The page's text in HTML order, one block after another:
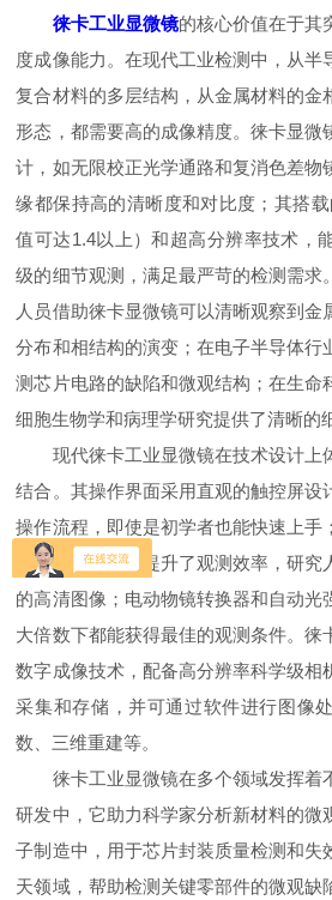
徕卡工业显微镜的核心价值在于其
度成像能力。在现代工业检测中，从半
复合材料的多层结构，从金属材料的金
形态，都需要高的成像精度。徕卡显微
计，如无限校正光学通路和复消色差物
缘都保持高的清晰度和对比度；其搭
值可达1.4以上）和超高分辨率技术，
级的细节观测，满足最严苛的检测需求
人员借助徕卡显微镜可以清晰观察到金
分布和相结构的演变；在电子半导体行
测芯片电路的缺陷和微观结构；在生命
细胞生物学和病理学研究提供了清晰的
现代徕卡工业显微镜在技术设计上
结合。其操作界面采用直观的触控屏设
操作流程，即使是初学者也能快速上手
像拼接功能大幅提升了观测效率，研
的高清图像；电动物镜转换器和自动光
大倍数下都能获得最佳的观测条件。徕
数字成像技术，配备高分辨率科学级相
采集和存储，并可通过软件进行图像
数、三维重建等。
徕卡工业显微镜在多个领域发挥着
研发中，它助力科学家分析新材料的微
子制造中，用于芯片封装质量检测和失
天领域，帮助检测关键零部件的微观缺